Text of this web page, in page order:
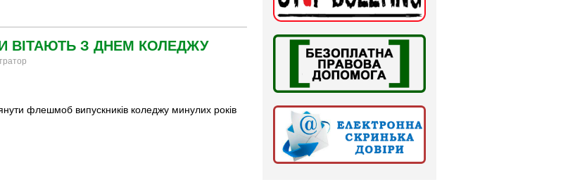
ВІТАЮТЬ З ДНЕМ КОЛЕДЖУ
флешмоб випускників коледжу минулих років